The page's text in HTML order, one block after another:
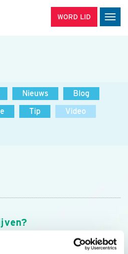
WORD LID
Nieuws
Blog
Tip
Video
inspiratie, acties en tips
van Vogelbescherming.